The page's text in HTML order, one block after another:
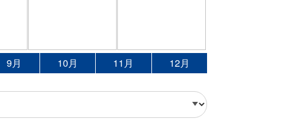
9月 10月 11月 12月